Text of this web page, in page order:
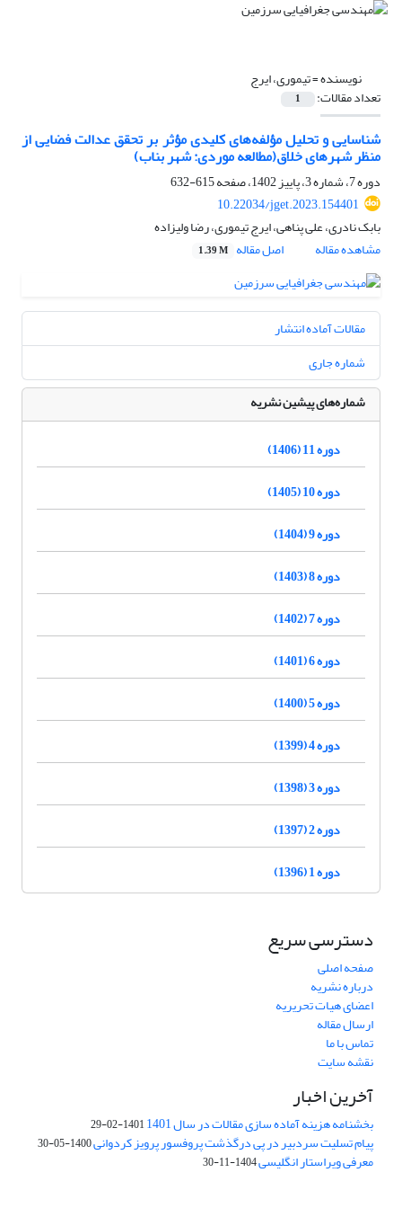
نویسنده =تیموری، ایرج
تعداد مقالات: 1
شناسایی و تحلیل مؤلفه‌های کلیدی مؤثر بر تحقق عدالت فضایی از
منظر شهرهای خلاق(مطالعه موردی: شهر بناب)
دوره 7، شماره 3، پاییز 1402، صفحه
615-632
10.22034/jget.2023.154401
بابک نادری، علی پناهی، ایرج تیموری، رضا ولیزاده
مشاهده مقاله
اصل مقاله 1.39 M
مقالات آماده انتشار
شماره جاری
شماره‌های پیشین نشریه
دوره 11 (1406)
دوره 10 (1405)
دوره 9 (1404)
دوره 8 (1403)
دوره 7 (1402)
دوره 6 (1401)
دوره 5 (1400)
دوره 4 (1399)
دوره 3 (1398)
دوره 2 (1397)
دوره 1 (1396)
دسترسی سریع
صفحه اصلی
درباره نشریه
اعضای هیات تحریریه
ارسال مقاله
تماس با ما
نقشه سایت
آخرین اخبار
بخشنامه هزینه آماده سازی مقالات در سال 1401 1401-02-29
پیام تسلیت سردبیر در پی درگذشت پروفسور پرویز کردوانی1400-05-30
معرفی ویراستار انگلیسی1404-11-30